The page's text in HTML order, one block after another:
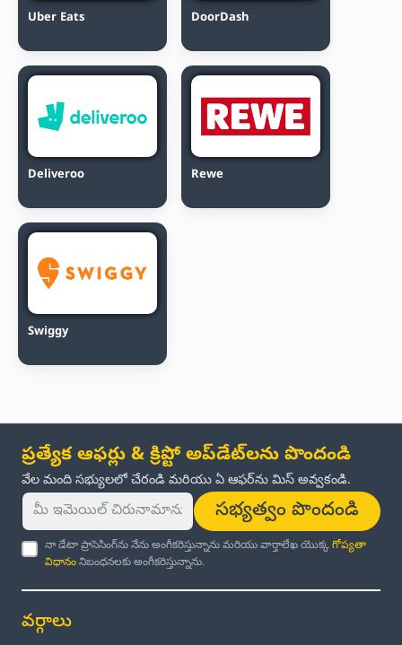
Uber Eats DoorDash
Deliveroo Rewe
Swiggy
ప్రత్యేక ఆఫర్లు & క్రిప్టో అప్‌డేట్‌లను పొందండి
వేల మంది సభ్యులలో చేరండి మరియు ఏ ఆఫర్‌ను మిస్ అవ్వకండి.
సభ్యత్వం పొందండి
నా డేటా ప్రాసెసింగ్‌ను నేను అంగీకరిస్తున్నాను మరియు వార్తాలేఖ యొక్కగోప్యతా
విధానంనిబంధనలకు అంగీకరిస్తున్నాను.
వర్గాలు